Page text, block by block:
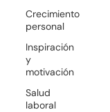
Crecimiento
personal
Inspiración
y
motivación
Salud
laboral